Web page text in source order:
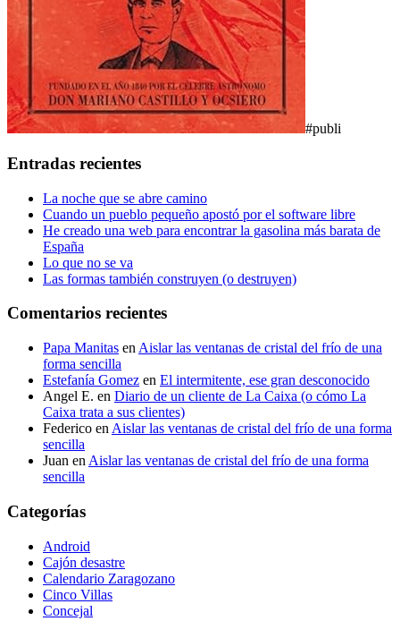
#publi
Entradas recientes
La noche que se abre camino
Cuando un pueblo pequeño apostó por el software libre
He creado una web para encontrar la gasolina más barata de
España
Lo que no se va
Las formas también construyen (o destruyen)
Comentarios recientes
Papa Manitas en Aislar las ventanas de cristal del frío de una
forma sencilla
Estefanía Gomez en El intermitente, ese gran desconocido
Angel E. en Diario de un cliente de La Caixa (o cómo La
Caixa trata a sus clientes)
Federico en Aislar las ventanas de cristal del frío de una forma
sencilla
Juan en Aislar las ventanas de cristal del frío de una forma
sencilla
Categorías
Android
Cajón desastre
Calendario Zaragozano
Cinco Villas
Concejal